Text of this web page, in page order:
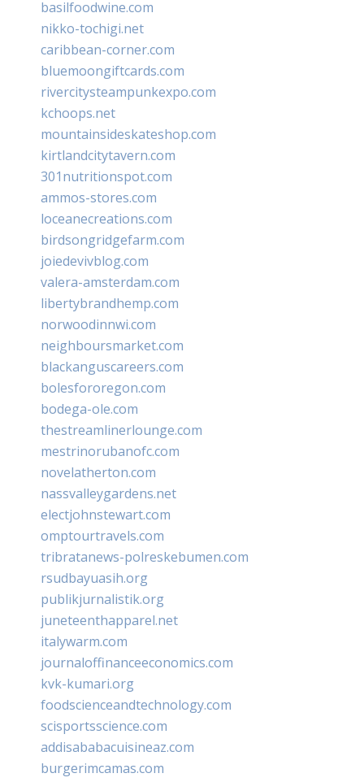
basilfoodwine.com
nikko-tochigi.net
caribbean-corner.com
bluemoongiftcards.com
rivercitysteampunkexpo.com
kchoops.net
mountainsideskateshop.com
kirtlandcitytavern.com
301nutritionspot.com
ammos-stores.com
loceanecreations.com
birdsongridgefarm.com
joiedevivblog.com
valera-amsterdam.com
libertybrandhemp.com
norwoodinnwi.com
neighboursmarket.com
blackanguscareers.com
bolesfororegon.com
bodega-ole.com
thestreamlinerlounge.com
mestrinorubanofc.com
novelatherton.com
nassvalleygardens.net
electjohnstewart.com
omptourtravels.com
tribratanews-polreskebumen.com
rsudbayuasih.org
publikjurnalistik.org
juneteenthapparel.net
italywarm.com
journaloffinanceeconomics.com
kvk-kumari.org
foodscienceandtechnology.com
scisportsscience.com
addisababacuisineaz.com
burgerimcamas.com